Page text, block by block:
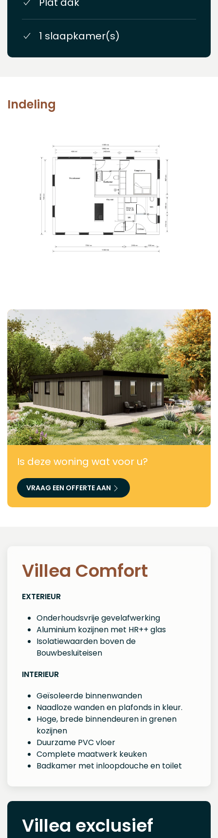
1 slaapkamer(s)
Indeling
Is deze woning wat voor u?
VRAAG EEN OFFERTE AAN
Villea Comfort
EXTERIEUR
Onderhoudsvrije gevelafwerking
Aluminium kozijnen met HR++ glas
Isolatiewaarden boven de
Bouwbesluiteisen
INTERIEUR
Geïsoleerde binnenwanden
Naadloze wanden en plafonds in kleur.
Hoge, brede binnendeuren in grenen
kozijnen
Duurzame PVC vloer
Complete maatwerk keuken
Badkamer met inloopdouche en toilet
Villea exclusief